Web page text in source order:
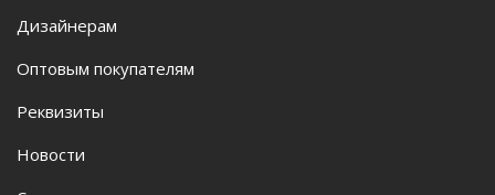
Дизайнерам
Оптовым покупателям
Реквизиты
Новости